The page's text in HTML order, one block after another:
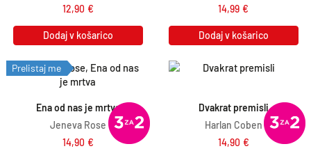
12,90 €
Dodaj v košarico
14,99 €
Dodaj v košarico
Prelistaj me
Ena od nas je mrtva
Jeneva Rose
14,90 €
Dvakrat premisli
Harlan Coben
14,90 €